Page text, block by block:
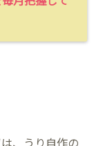
、うり自作の